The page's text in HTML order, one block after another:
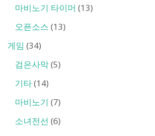
마비노기 타이머 (13)
오픈소스 (13)
게임 (34)
검은사막(5)
기타(14)
마비노기 (7)
소녀전선 (6)